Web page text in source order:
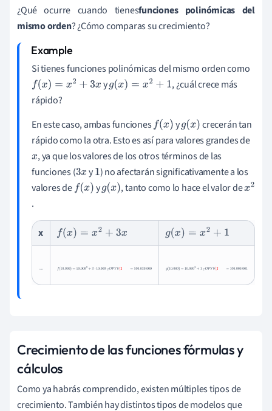
¿Qué ocurre cuando tienesfunciones polinómicas del
mismo orden? ¿Cómo comparas su crecimiento?
Si tienes funciones polinómicas del mismo orden como
f(x)=x 2+ 3x yg(x)= x2+ 1
, ¿cuál crece más
rápido?
En este caso, ambas funcionesf(x) yg(x) crecerán tan
rápido como la otra. Esto es así para valores grandes de
x, ya que los valores de los otros términos de las
funciones (3x y1) no afectarán significativamente a los
valores def(x) yg(x) , tanto como lo hace el valor dex
.
x f(x)=x 2+ 3x g(x)= x2 +1
10 000
f(10.000)=10.0002+3 10.000C PY0\2=100.030.000
g(10.000)=10.000 2+1CO
Crecimiento de las funciones fórmulas y
cálculos
Como ya habrás comprendido, existen múltiples tipos de
crecimiento. También hay distintos tipos de modelos que